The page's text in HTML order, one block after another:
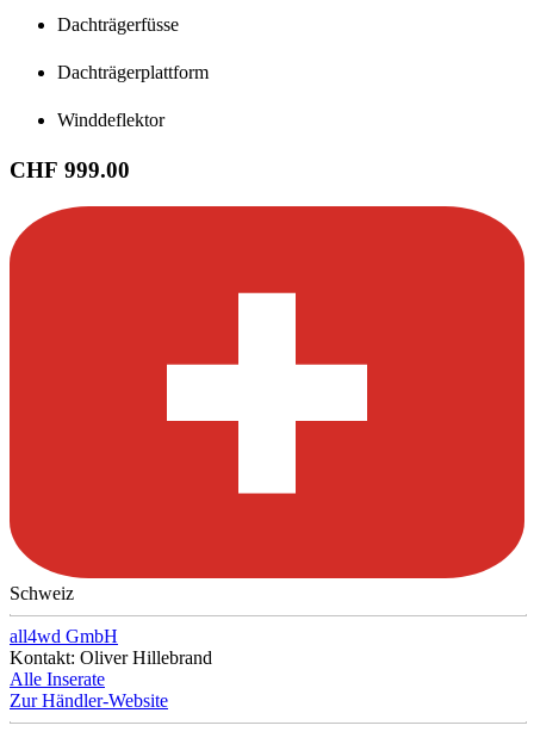
Dachträgerfüsse
Dachträgerplattform
Winddeflektor
CHF 999.00
Schweiz
all4wd GmbH
Kontakt: Oliver Hillebrand
Alle Inserate
Zur Händler-Website